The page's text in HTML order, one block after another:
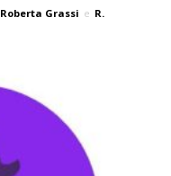
Roberta Grassi e R.